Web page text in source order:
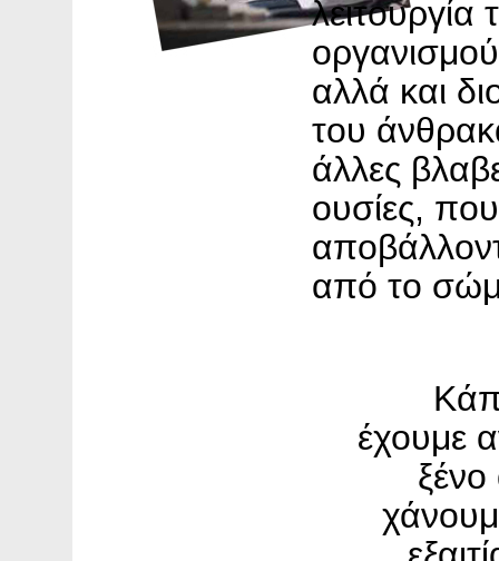
λειτουργία
αλλά και
του
άλλες
ουσίες, που
από το
έχουμε